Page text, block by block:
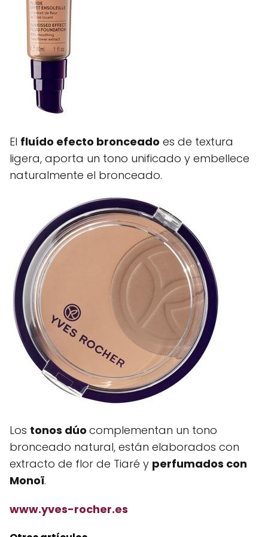
El fluído efecto bronceado es de textura
ligera, aporta un tono unificado y embellece
naturalmente el bronceado.
Los tonos dúo complementan un tono
bronceado natural, están elaborados con
extracto de flor de Tiaré y perfumados con
Monoï.
www.yves-rocher.es